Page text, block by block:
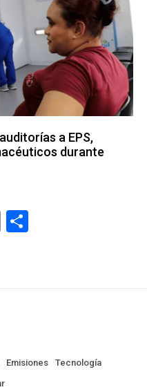
a EPS,
durante
Print
Emisiones
Tecnología